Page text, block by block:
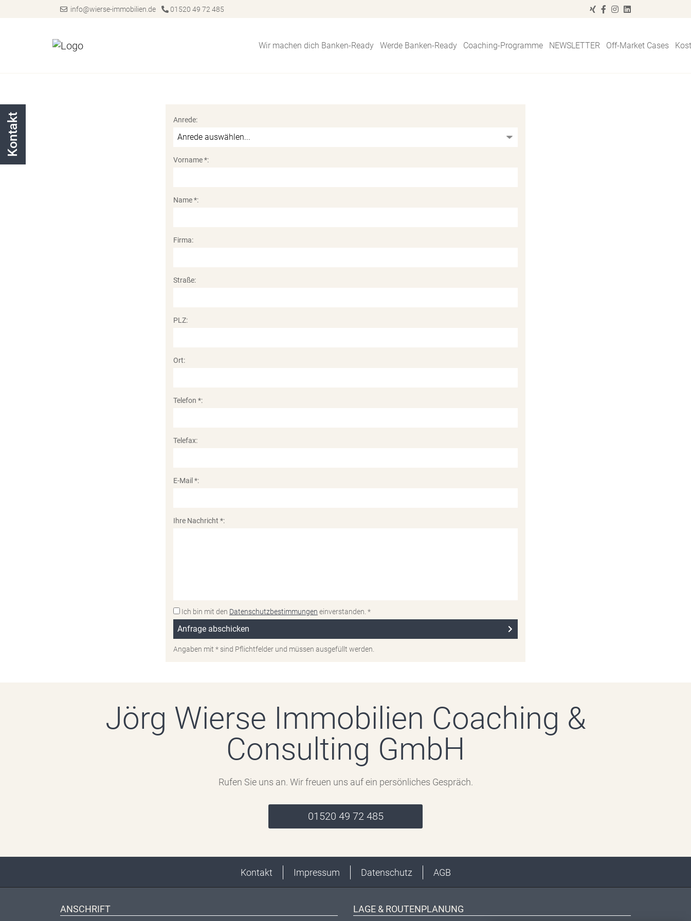
info@wierse-immobilien.de 01520 49 72 485
Wir machen dich Banken-Ready Werde Banken-Ready Coaching-Programme NEWSLETTER Off-Market Cases
Anrede:
Vorname *:
Name *:
Firma:
Straße:
PLZ:
Ort:
Telefon *:
Telefax:
E-Mail *:
Ihre Nachricht *:
Ich bin mit den Datenschutzbestimmungen einverstanden. *
Angaben mit * sind Pflichtfelder und müssen ausgefüllt werden.
Jörg Wierse Immobilien Coaching &
Consulting GmbH
Rufen Sie uns an. Wir freuen uns auf ein persönliches Gespräch.
01520 49 72 485
Kontakt Impressum Datenschutz AGB
ANSCHRIFT LAGE & ROUTENPLANUNG
Kontakt